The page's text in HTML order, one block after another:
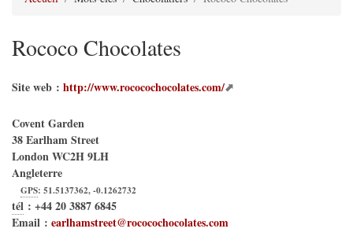
Rococo Chocolates
Site web : http://www.rococochocolates.com/
Covent Garden
38 Earlham Street
LondonWC2H 9LH
Angleterre
GPS:51.5137362,-0.1262732
tél : +44 20 3887 6845
Email : earlhamstreet@rococochocolates.com